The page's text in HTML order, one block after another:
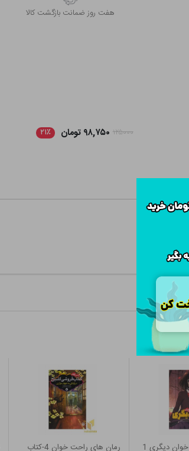
هفت روز ضمانت بازگشت کالا
۱۲۵۰۰۰ ۹۸,۷۵۰ تومان ۲۱٪
دیگری 1
رمان های راحت خوان 4-کتاب